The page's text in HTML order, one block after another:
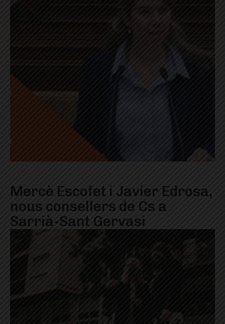
Mercè Escofet i Javier Edrosa,
nous consellers de Cs a
Sarrià-Sant Gervasi